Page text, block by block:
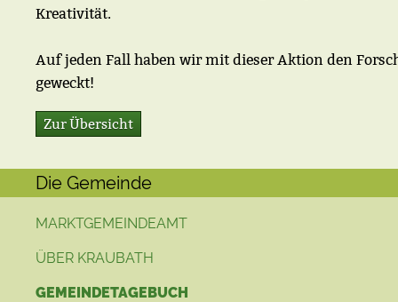
Kreativität.
Auf jeden Fall haben wir mit dieser Aktion den
geweckt!
Zur Übersicht
Die Gemeinde
MARKTGEMEINDEAMT
ÜBER KRAUBATH
GEMEINDETAGEBUCH